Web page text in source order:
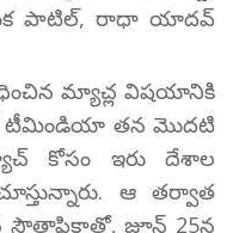
పాటిల్, రాధా యాదవ్
మ్యాచ్ల విషయానికి
టీమిండియా తన మొదటి
కోసం ఇరు దేశాల
ఆ తర్వాత
సౌతాఫ్రికాతో, జూన్ 25న